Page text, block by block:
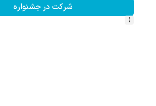
شرکت در جشنواره
‹